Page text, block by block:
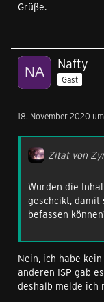
Grüße.
Nafty
Gast
18. November 2020
Zitat von
Wurden die
geschcikt,
befassen
Nein, ich habe
anderen ISP gab
deshalb melde ich